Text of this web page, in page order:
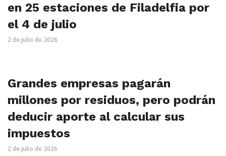
en 25 estaciones de Filadelfia por
el 4 de julio
2 de julio de 2026
Grandes empresas pagarán
millones por residuos, pero podrán
deducir aporte al calcular sus
impuestos
2 de julio de 2026